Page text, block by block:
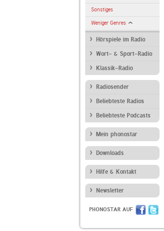
Sonstiges
Weniger Genres
Hörspiele im Radio
Wort- & Sport-Radio
Klassik-Radio
Radiosender
Beliebteste Radios
Beliebteste Podcasts
Mein phonostar
Downloads
Hilfe & Kontakt
Newsletter
PHONOSTAR AUF